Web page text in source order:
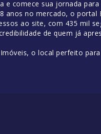
e comece sua jornada
anos no mercado, o
ao site, com 435 mil
de quem já
o local perfeito